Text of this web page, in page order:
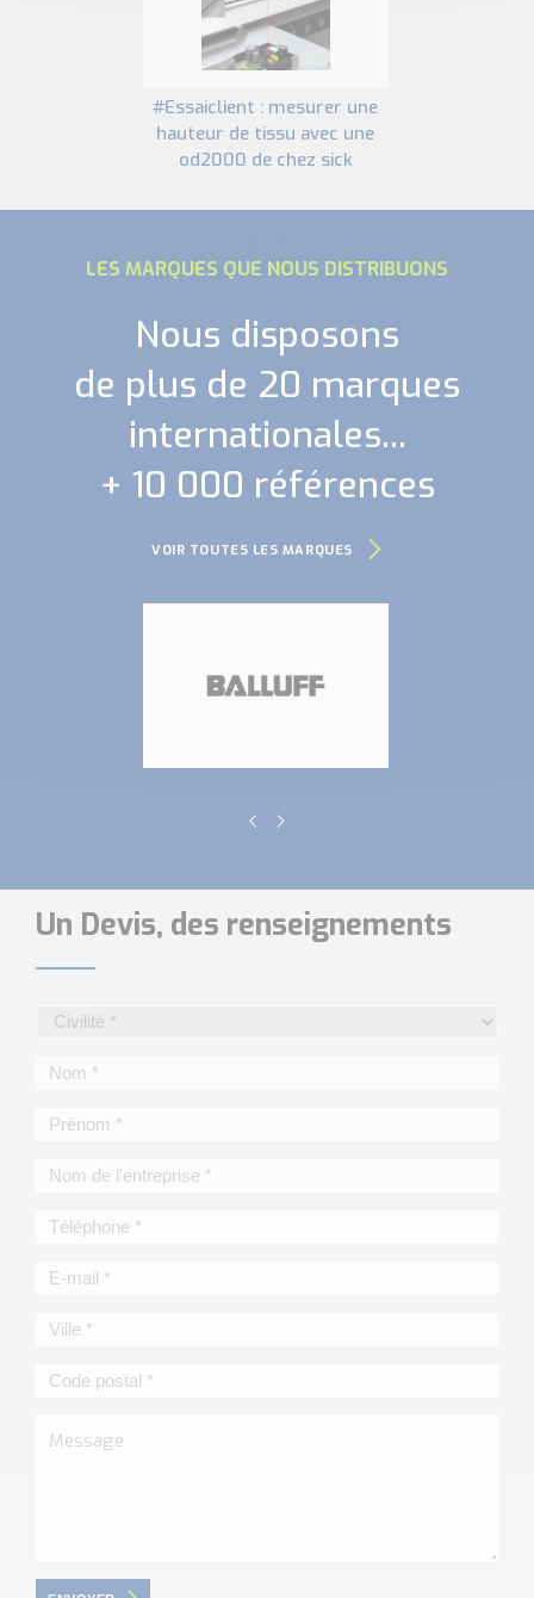
#essaiclient : mesurer une
hauteur de tissu avec une
od2000 de chez sick
LES MARQUES QUE NOUS DISTRIBUONS
Nous disposons
de plus de 20 marques
internationales...
+ 10 000 références
VOIR TOUTES LES MARQUES
Un Devis, des renseignements